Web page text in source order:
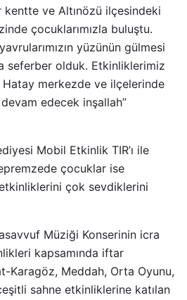
kentte ve Altınözü ilçesindeki
çocuklarımızla buluştu.
yüzünün gülmesi
seferber olduk. Etkinliklerimiz
Hatay merkezde ve ilçelerinde
edecek inşallah”
Mobil Etkinlik TIR’ı ile
çocuklar ise
çok sevdiklerini
Müziği Konserinin icra
kapsamında iftar
Karagöz, Meddah, Orta Oyunu,
sahne etkinliklerine katılan